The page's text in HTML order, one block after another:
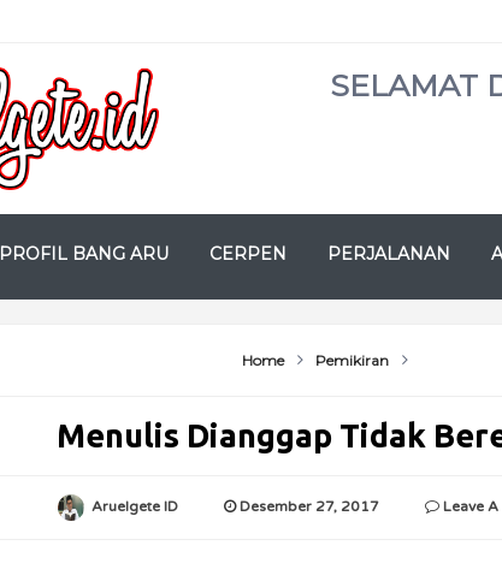
SELAMAT
PROFIL BANG ARU CERPEN PERJALANAN
Home Pemikiran
Menulis Dianggap Tidak
Aruelgete ID Desember 27, 2017 Leave A